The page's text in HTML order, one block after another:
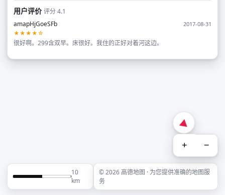
用户评价评分 4.1
amapHjGoeSFb
2017-08-31
★★★★☆
很好啊。299含双早。床很好。我住的正好对着河这边。
+ −
10
km
© 2026 高德地图 · 为您提供准确的地图服
务